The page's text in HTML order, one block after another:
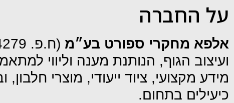
על החברה
אלפא מחקרי ספורט בע״מ (ח.פ. 516864279
ועיצוב הגוף, הנותנת מענה וליווי
מידע מקצועי, ציוד ייעודי, מוצרי
כיעילים בתחום.